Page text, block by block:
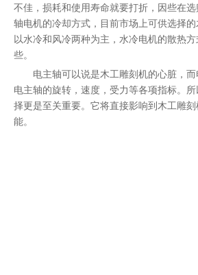
不佳，损耗和使用寿命就要打折，因些在
轴电机的冷却方式，目前市场上可供选择
以水冷和风冷两种为主，水冷电机的散热
些。
电主轴可以说是木工雕刻机的心脏，
电主轴的旋转，速度，受力等各项指标。
择更是至关重要。它将直接影响到木工雕
能。